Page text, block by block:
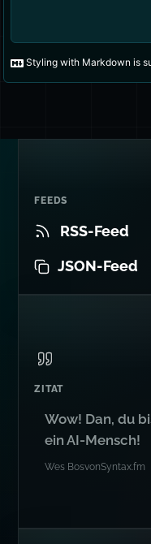
FEEDS
RSS-Feed
JSON-Feed
ZITAT
Wow! Dan, du
ein AI-Mensch!
Wes BosvonSyntax.fm